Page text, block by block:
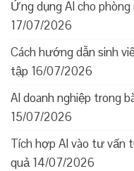
Ứng dụng AI cho
17/07/2026
Cách hướng dẫn sinh
tập 16/07/2026
AI doanh nghiệp trong
15/07/2026
Tích hợp AI vào tư vấn
quả 14/07/2026